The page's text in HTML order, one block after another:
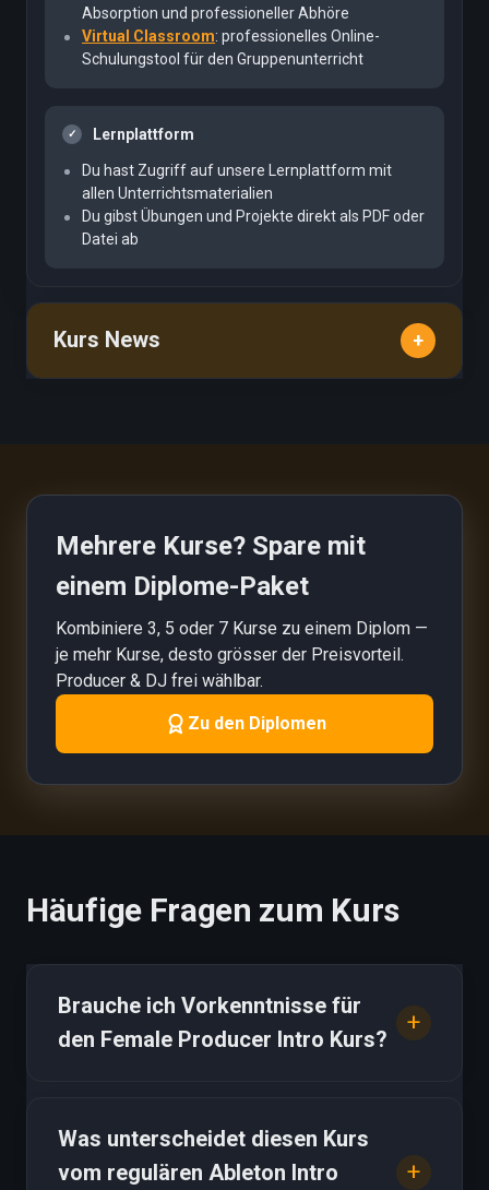
Absorption und professioneller Abhöre
Virtual Classroom: professionelles Online-
Schulungstool für den Gruppenunterricht
Lernplattform
Du hast Zugriff auf unsere Lernplattform mit
allen Unterrichtsmaterialien
Du gibst Übungen und Projekte direkt als PDF oder
Datei ab
Kurs News
Mehrere Kurse? Spare mit
einem Diplome-Paket
Kombiniere 3, 5 oder 7 Kurse zu einem Diplom —
je mehr Kurse, desto grösser der Preisvorteil.
Producer & DJ frei wählbar.
Zu den Diplomen
Häufige Fragen zum Kurs
Brauche ich Vorkenntnisse für
den Female Producer Intro Kurs?
Was unterscheidet diesen Kurs
vom regulären Ableton Intro